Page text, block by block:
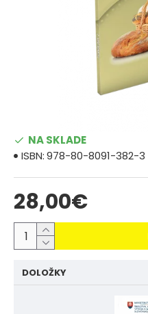
28,00€
NA SKLADE
ISBN:978-80-8091-382-3
DOLOŽKY